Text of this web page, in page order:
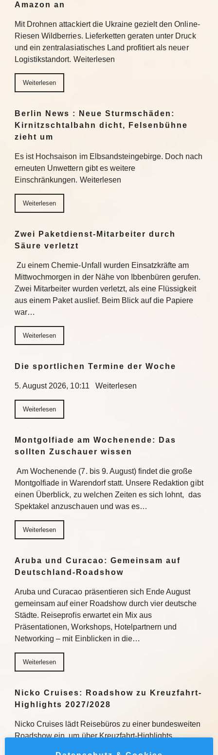
Amazon an
Mit Drohnen attackiert die Ukraine gezielt den Online-
Riesen Wildberries. Lieferketten geraten unter Druck
und ein zentralasiatisches Land profitiert als neuer
Logistikstandort. Weiterlesen
Weiterlesen
Berlin News : Neue Sturmschäden:
Kirnitzschtalbahn dicht, Felsenbühne
zieht um
Es ist Hochsaison im Elbsandsteingebirge. Doch nach
erneuten Unwettern gibt es weitere
Einschränkungen. Weiterlesen
Weiterlesen
Zwei Paketdienst-Mitarbeiter durch
Säure verletzt
Zu einem Chemie-Unfall wurden Einsatzkräfte am
Mittwochmorgen in der Nähe von Ibbenbüren gerufen.
Zwei Mitarbeiter wurden verletzt, als eine Flüssigkeit
aus einem Paket auslief. Beim Blick auf die Papiere
war…
Weiterlesen
Die sportlichen Termine der Woche
5. August 2026, 10:11 Weiterlesen
Weiterlesen
Montgolfiade am Wochenende: Das
sollten Zuschauer wissen
Am Wochenende (7. bis 9. August) findet die große
Montgolfiade in Warendorf statt. Unsere Redaktion gibt
einen Überblick, zu welchen Zeiten es sich lohnt, das
Spektakel anzuschauen und was es…
Weiterlesen
Aruba und Curacao: Gemeinsam auf
Deutschland-Roadshow
Aruba und Curacao präsentieren sich Ende August
gemeinsam auf einer Roadshow durch vier deutsche
Städte. Reiseprofis erwartet ein Mix aus
Präsentationen, Workshops, Hotelpartnern und
Networking – mit Einblicken in die…
Weiterlesen
Nicko Cruises: Roadshow zu Kreuzfahrt-
Highlights 2027/2028
Nicko Cruises lädt Reisebüros zu einer bundesweiten
Roadshow ein, um über Kreuzfahrt-Highlights